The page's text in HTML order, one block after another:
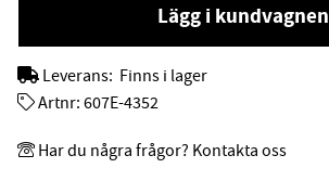
Lägg i kundvagnen
Leverans: Finns i lager
Artnr: 607E-4352
Har du några frågor? Kontakta oss